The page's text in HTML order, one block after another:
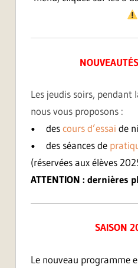
Les jeudis soirs, pendant
nous vous proposons :
• descours d’essai de
• des séances de
(réservées aux élèves
ATTENTION : dernières
SAISON
Le nouveau programme